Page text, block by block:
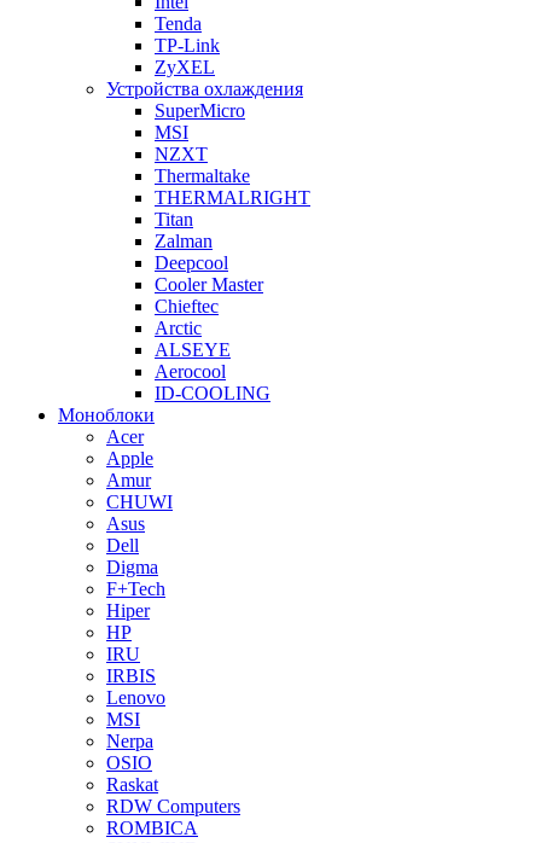
Tenda
TP-Link
ZyXEL
Устройства охлаждения
SuperMicro
MSI
NZXT
Thermaltake
THERMALRIGHT
Titan
Zalman
Deepcool
Cooler Master
Chieftec
Arctic
ALSEYE
Aerocool
ID-COOLING
Моноблоки
Acer
Apple
Amur
CHUWI
Asus
Dell
Digma
F+Tech
Hiper
HP
IRU
IRBIS
Lenovo
MSI
Nerpa
OSIO
Raskat
RDW Computers
ROMBICA